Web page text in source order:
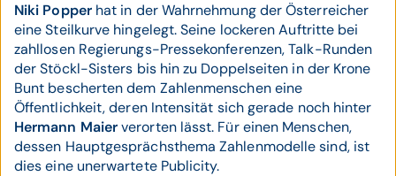
Niki Popperhat in der Wahrnehmung der Österreicher
eine Steilkurve hingelegt. Seine lockeren Auftritte bei
zahllosen Regierungs-­Pressekonferenzen, Talk-­Runden
der Stöckl­-Sisters bis hin zu Doppelseiten in der Krone
Bunt bescherten dem Zahlenmenschen eine
Öffentlichkeit, deren Intensität sich gerade noch hinter
Hermann Maierverorten lässt. Für einen Menschen,
dessen Hauptgesprächsthema Zahlenmodelle sind, ist
dies eine unerwartete Publicity.